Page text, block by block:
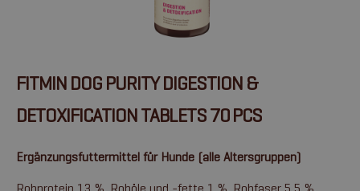
FITMIN DOG PURITY DIGESTION &
DETOXIFICATION TABLETS 70 PCS
Ergänzungsfuttermittel für Hunde (alle Altersgruppen)